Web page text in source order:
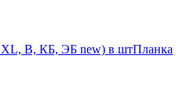
В, КБ, ЭБ new) в штПланка